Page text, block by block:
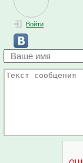
Войти